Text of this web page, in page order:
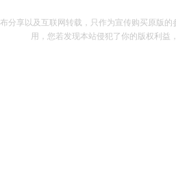
分享以及互联网转载，只作为宣传购买原版
用，您若发现本站侵犯了你的版权利益